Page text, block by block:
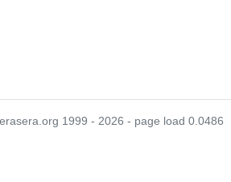
1999 - 2026 - page load 0.0486